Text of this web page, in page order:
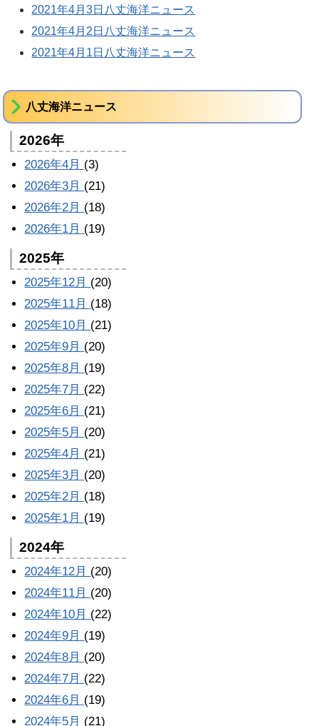
2021年4月3日八丈海洋ニュース
2021年4月2日八丈海洋ニュース
2021年4月1日八丈海洋ニュース
八丈海洋ニュース
2026年
2026年4月 (3)
2026年3月 (21)
2026年2月 (18)
2026年1月 (19)
2025年
2025年12月 (20)
2025年11月 (18)
2025年10月 (21)
2025年9月 (20)
2025年8月 (19)
2025年7月 (22)
2025年6月 (21)
2025年5月 (20)
2025年4月 (21)
2025年3月 (20)
2025年2月 (18)
2025年1月 (19)
2024年
2024年12月 (20)
2024年11月 (20)
2024年10月 (22)
2024年9月 (19)
2024年8月 (20)
2024年7月 (22)
2024年6月 (19)
2024年5月 (21)